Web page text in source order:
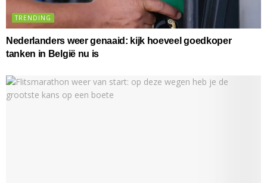
TRENDING
Nederlanders weer genaaid: kijk hoeveel goedkoper
tanken in België nu is